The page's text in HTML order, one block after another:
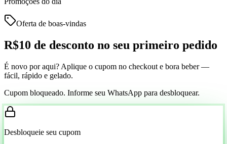
Oferta de boas-vindas
R$10 de desconto no seu primeiro pedido
É novo por aqui? Aplique o cupom no checkout e bora beber —
fácil, rápido e gelado.
Cupom bloqueado. Informe seu WhatsApp para desbloquear.
Desbloqueie seu cupom